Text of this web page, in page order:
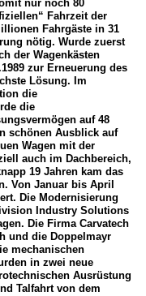
nur noch 80
Fahrzeit der
Fahrgäste in 31
nötig. Wurde zuerst
der Wagenkästen
zur Erneuerung des
Lösung. Im
die
die
auf 48
schönen Ausblick auf
Wagen mit der
auch im Dachbereich,
19 Jahren kam das
Von Januar bis April
Die Modernisierung
Industry Solutions
Die Firma Carvatech
und die Doppelmayr
mechanischen
in zwei neue
Ausrüstung
Talfahrt von dem